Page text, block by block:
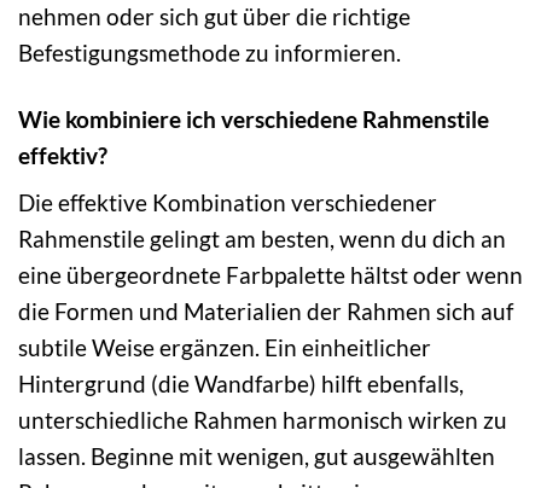
nehmen oder sich gut über die richtige
Befestigungsmethode zu informieren.
Wie kombiniere ich verschiedene Rahmenstile
effektiv?
Die effektive Kombination verschiedener
Rahmenstile gelingt am besten, wenn du dich an
eine übergeordnete Farbpalette hältst oder wenn
die Formen und Materialien der Rahmen sich auf
subtile Weise ergänzen. Ein einheitlicher
Hintergrund (die Wandfarbe) hilft ebenfalls,
unterschiedliche Rahmen harmonisch wirken zu
lassen. Beginne mit wenigen, gut ausgewählten